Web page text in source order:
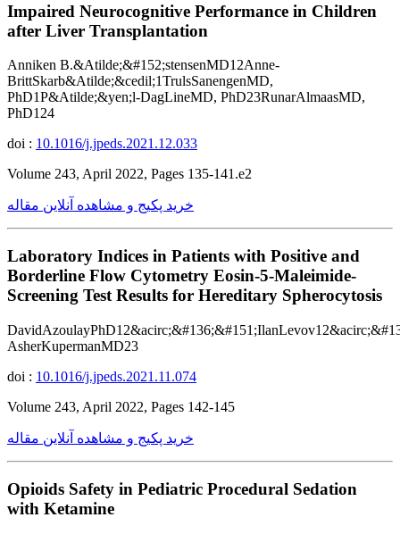
Impaired Neurocognitive Performance in Children
after Liver Transplantation
Anniken B.&Atilde;&#152;stensenMD12Anne-
BrittSkarb&Atilde;&cedil;1TrulsSanengenMD,
PhD1P&Atilde;&yen;l-DagLineMD, PhD23RunarAlmaasMD,
PhD124
doi : 10.1016/j.jpeds.2021.12.033
Volume 243, April 2022, Pages 135-141.e2
خرید پکیج و مشاهده آنلاین مقاله
Laboratory Indices in Patients with Positive and
Borderline Flow Cytometry Eosin-5-Maleimide-
Screening Test Results for Hereditary Spherocytosis
AsherKupermanMD23
doi : 10.1016/j.jpeds.2021.11.074
Volume 243, April 2022, Pages 142-145
خرید پکیج و مشاهده آنلاین مقاله
Opioids Safety in Pediatric Procedural Sedation
with Ketamine